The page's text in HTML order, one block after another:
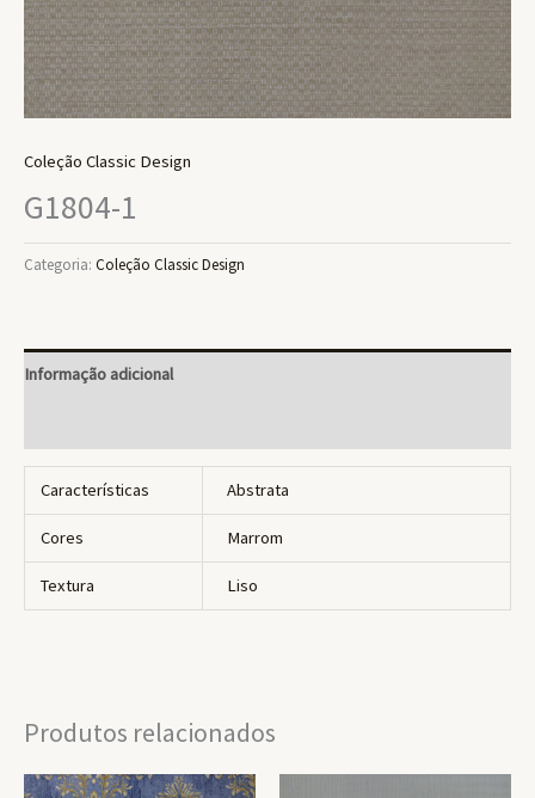
Coleção Classic Design
G1804-1
Categoria: Coleção Classic Design
Informação adicional
Características Abstrata
Cores Marrom
Textura Liso
Produtos relacionados